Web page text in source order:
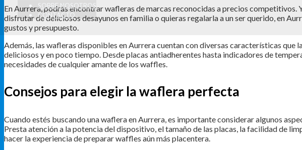
SOBRE NOSOTROS
CONTACTO
En Aurrera, podrás encontrar wafleras de marcas reconocidas a precios competitivos.
disfrutar de deliciosos desayunos en familia o quieras regalarla a un ser querido, en
gustos y presupuesto.
Además, las wafleras disponibles en Aurrera cuentan con diversas características que
deliciosos y en poco tiempo. Desde placas antiadherentes hasta indicadores de
necesidades de cualquier amante de los waffles.
Consejos para elegir la waflera perfecta
Cuando estés buscando una waflera en Aurrera, es importante considerar algunos
Presta atención a la potencia del dispositivo, el tamaño de las placas, la facilidad de
hacer la experiencia de preparar waffles aún más placentera.